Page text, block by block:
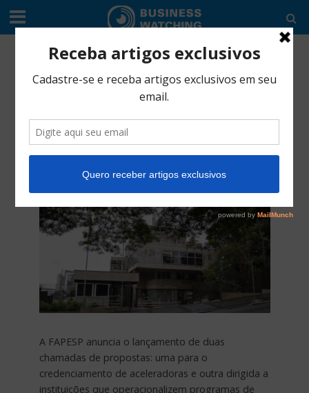
EDITORIAL• TIC'S
FAPESP lança duas
novas chamadas no
Tecnova III
outubro 8, 2023 4 Min Read
A FAPESP anuncia o lançamento de duas
chamadas de propostas: uma para o
credenciamento de aceleradoras e outra dirigida a
instituições que operacionalizem programas de